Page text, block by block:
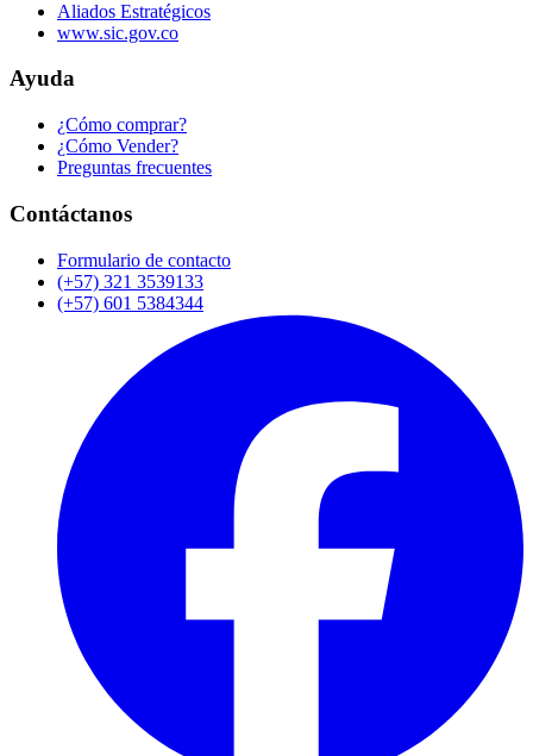
Aliados Estratégicos
www.sic.gov.co
Ayuda
¿Cómo comprar?
¿Cómo Vender?
Preguntas frecuentes
Contáctanos
Formulario de contacto
(+57) 321 3539133
(+57) 601 5384344